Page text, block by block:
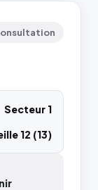
Secteur 1
12 (13)